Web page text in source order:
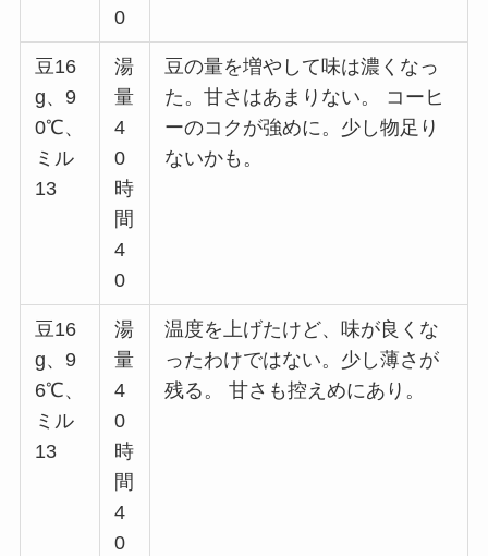
0
豆16
g、9
0℃、
ミル
13
湯
量
4
0
時
間
4
0
豆の量を増やして味は濃くなっ
た。甘さはあまりない。 コーヒ
ーのコクが強めに。少し物足り
ないかも。
豆16
g、9
6℃、
ミル
13
湯
量
4
0
時
間
4
0
温度を上げたけど、味が良くな
ったわけではない。少し薄さが
残る。 甘さも控えめにあり。